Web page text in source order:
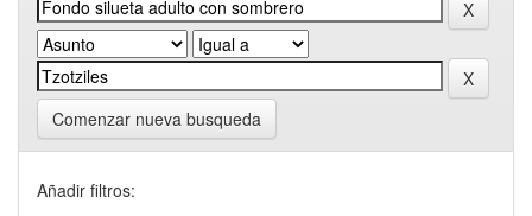
Comenzar nueva busqueda
Añadir filtros: